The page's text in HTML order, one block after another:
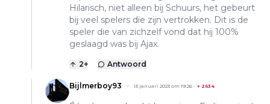
Hilarisch, niet alleen bij Schuurs, het gebeurt
bij veel spelers die zijn vertrokken. Dit is de
speler die van zichzelf vond dat hij 100%
geslaagd was bij Ajax.
2+ Antwoord
Bijlmerboy93 13 januari 2023 om 19:26 + 2634